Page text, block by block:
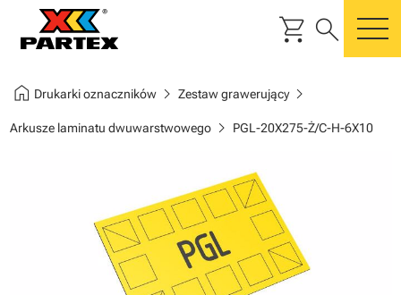
shopping_cart search
home Drukarki oznacznikówchevron_right Zestaw grawerującychevron_right
Arkusze laminatu dwuwarstwowegochevron_right PGL-20X275-Ż/C-H-6X10